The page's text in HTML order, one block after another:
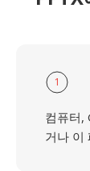
1
컴퓨터,
거나 이